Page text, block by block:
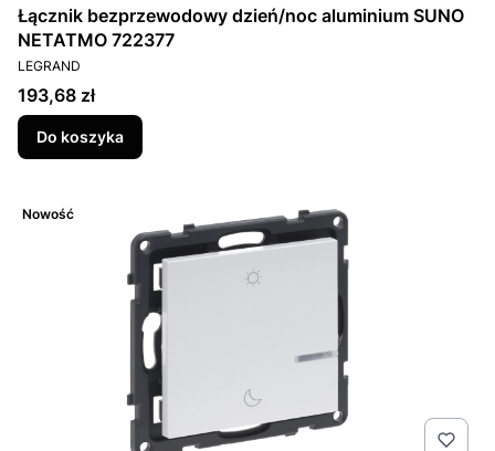
Łącznik bezprzewodowy dzień/noc aluminium SUNO
NETATMO 722377
PRODUCENT
LEGRAND
Cena
193,68 zł
Do koszyka
Nowość